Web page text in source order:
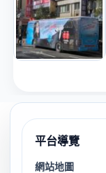
平台導覽
網站地圖